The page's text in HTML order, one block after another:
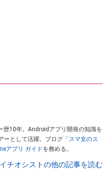
歴10年。Androidアプリ開発の知識を
ーとして活躍。ブログ 「スマ女のス
アプリ ガイドを務める。
チオシストの他の記事を読む